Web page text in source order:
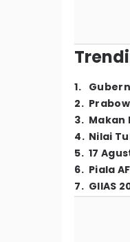
1.
2.
3. Makan
4. Nilai
5. 17
6. Piala
7. GIIAS